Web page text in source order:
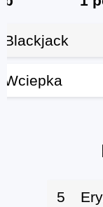
Blackjack
Wciepka
5